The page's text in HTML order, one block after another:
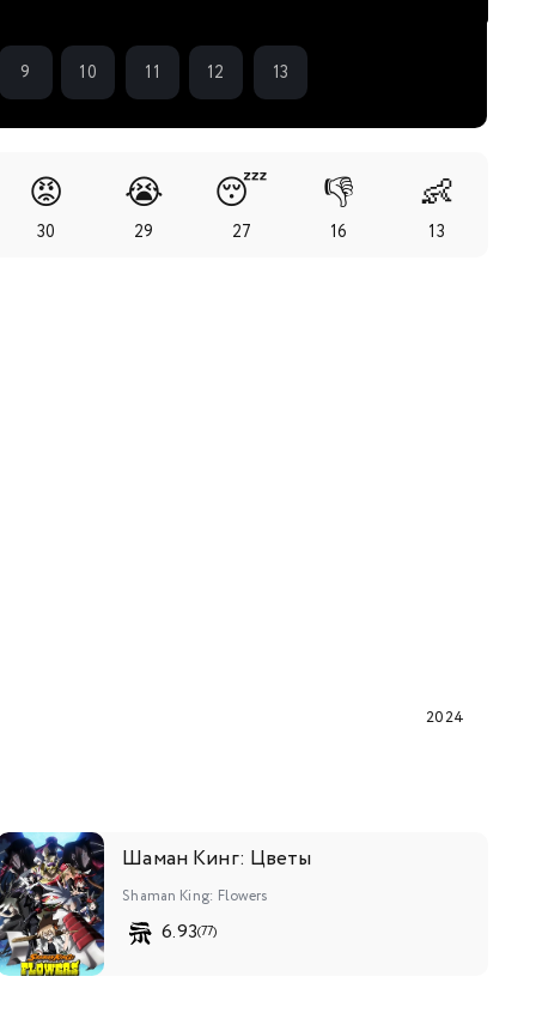
9 10 11 12 13
😡
30
😭
29
😴
27
👎
16
👶
13
2024
Шаман Кинг: Цветы
Shaman King: Flowers
6.93(77)